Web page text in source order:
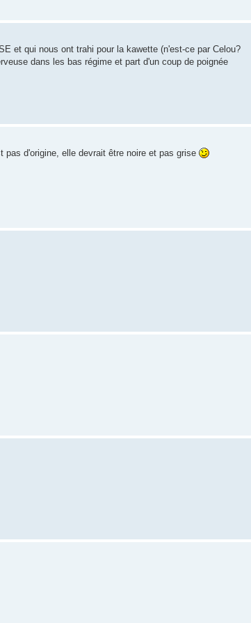
et qui nous ont trahi pour la kawette (n'est-ce par Celou?
dans les bas régime et part d'un coup de poignée
d'origine, elle devrait être noire et pas grise